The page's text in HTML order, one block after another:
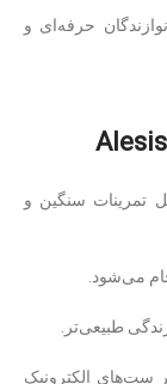
حرفه‌ای و
تمرینات سنگین و
می‌شود.
طبیعی‌تر.
ست‌های الکترونیک